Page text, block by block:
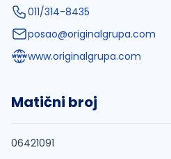
011/314-8435
posao@originalgrupa.com
www.originalgrupa.com
Matični broj
06421091